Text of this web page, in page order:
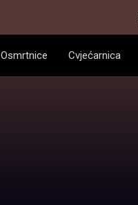
Osmrtnice Cvjećarnica